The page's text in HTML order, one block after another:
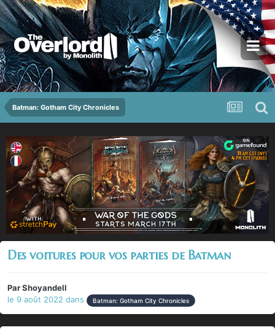
Batman: Gotham City Chronicles
Des voitures pour vos parties de Batman
ParShoyandell
le 9 août 2022 dans Batman: Gotham City Chronicles